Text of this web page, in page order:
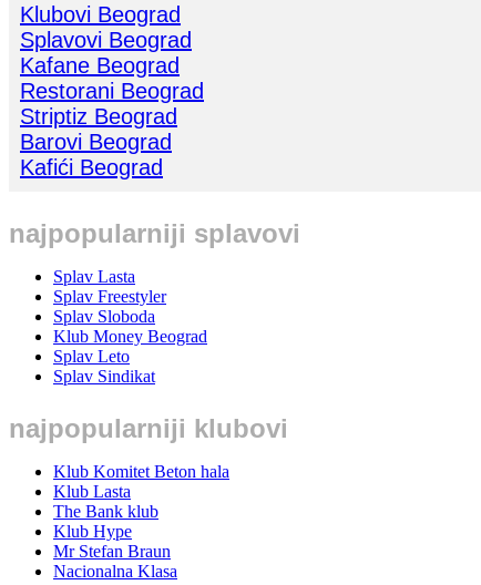
Klubovi Beograd
Splavovi Beograd
Kafane Beograd
Restorani Beograd
Striptiz Beograd
Barovi Beograd
Kafići Beograd
najpopularniji splavovi
Splav Lasta
Splav Freestyler
Splav Sloboda
Klub Money Beograd
Splav Leto
Splav Sindikat
najpopularniji klubovi
Klub Komitet Beton hala
Klub Lasta
The Bank klub
Klub Hype
Mr Stefan Braun
Nacionalna Klasa